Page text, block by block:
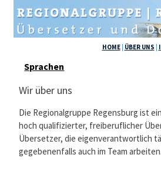
HOME| ÜBER UNS |
Sprachen
Wir über uns
Die Regionalgruppe Regensburg ist
hoch qualifizierter, freiberuflicher
Übersetzer, die eigenverantwortlich
gegebenenfalls auch im Team arbeiten.